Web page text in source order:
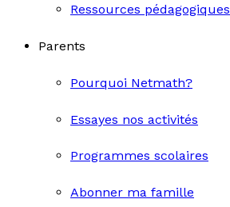
Ressources pédagogiques
Parents
Pourquoi Netmath?
Essayes nos activités
Programmes scolaires
Abonner ma famille